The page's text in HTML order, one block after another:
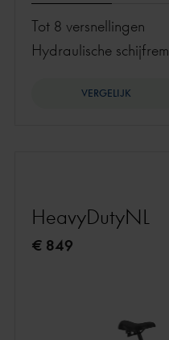
Tot 8 versnellingen
hydraulische schijfrem
VERGELIJK
HeavyDutyNL
€ 849